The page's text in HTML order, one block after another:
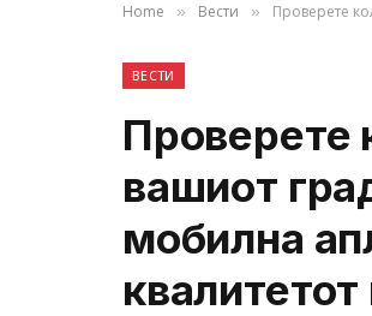
Home » Вести » Проверете
ВЕСТИ
Проверете
вашиот
мобилна